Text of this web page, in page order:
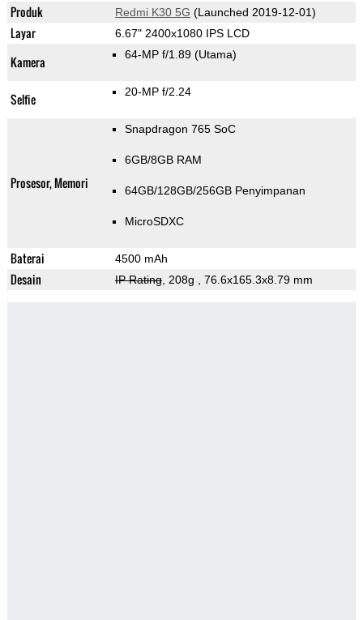
Produk Redmi K30 5G (Launched 2019-12-01)
Layar 6.67" 2400x1080 IPS LCD
Kamera 64-MP f/1.89 (Utama)
Selfie 20-MP f/2.24
Prosesor, Memori
Snapdragon 765 SoC
6GB/8GB RAM
64GB/128GB/256GB Penyimpanan
MicroSDXC
Baterai 4500 mAh
Desain IP Rating, 208g , 76.6x165.3x8.79 mm